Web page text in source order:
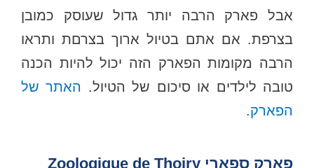
אבל פארק הרבה יותר גדול שעוסק כמובן
בצרפת. אם אתם בטיול ארוך בצרםת ותראו
הרבה מקומות הפארק הזה יכול להיות הכנה
טובה לילדים או סיכום של הטיול. האתר של
הפארק.
פארק ספארי Zoologique de Thoiry